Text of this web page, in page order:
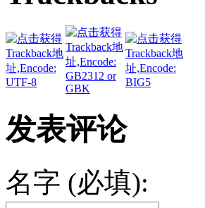
发表评论
名字 (必填):